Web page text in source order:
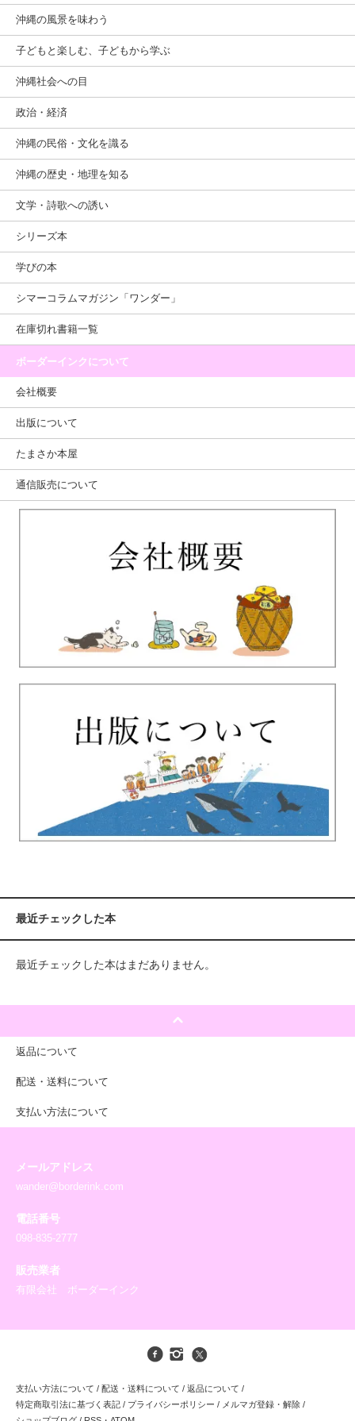
沖縄の風景を味わう
子どもと楽しむ、子どもから学ぶ
沖縄社会への目
政治・経済
沖縄の民俗・文化を識る
沖縄の歴史・地理を知る
文学・詩歌への誘い
シリーズ本
学びの本
シマーコラムマガジン「ワンダー」
在庫切れ書籍一覧
ボーダーインクについて
会社概要
出版について
たまさか本屋
通信販売について
最近チェックした本
最近チェックした本はまだありません。
返品について
配送・送料について
支払い方法について
メールアドレス
wander@borderink.com
電話番号
098-835-2777
販売業者
有限会社 ボーダーインク
支払い方法について / 配送・送料について / 返品について /
特定商取引法に基づく表記 / プライバシーポリシー / メルマガ登録・解除 /